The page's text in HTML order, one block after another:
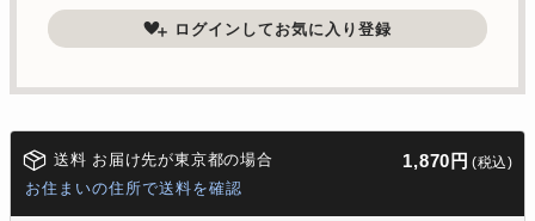
ログインしてお気に入り登録
送料 お届け先が東京都の場合 1,870円 (税込)
お住まいの住所で送料を確認